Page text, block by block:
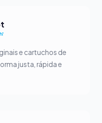
e cartuchos de
justa, rápida e